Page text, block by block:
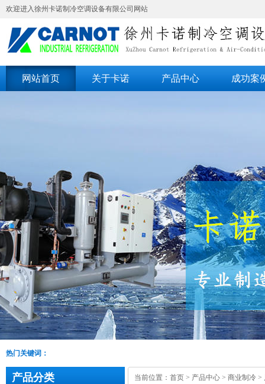
欢迎进入徐州卡诺制冷空调设备有限公司网站
网站首页 关于卡诺 产品中心 成功案
热门关键词：
产品分类 当前位置： 首页 > 产品中心 > 商业制冷 >